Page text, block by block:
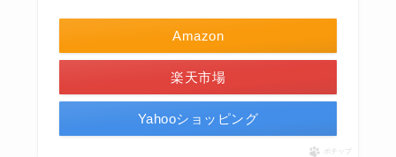
Amazon
楽天市場
Yahooショッピング
ポチップ